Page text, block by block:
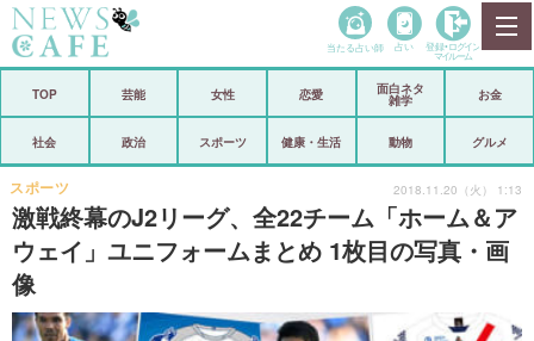
政治
経済
芸能 スポーツ
コメントポスト アリ／ナシ
当たる占い師 占い 登録• ログイン
マイルーム
TOP 芸能 女性 恋愛
面白ネタ
雑学
お金
社会 政治 スポーツ 健康・生活 動物 グルメ
激戦終幕のJ2リーグ、全22チーム「ホーム＆ア
ウェイ」ユニフォームまとめ 1枚目の写真・画
像
スポーツ 2018.11.20（火） 1:13